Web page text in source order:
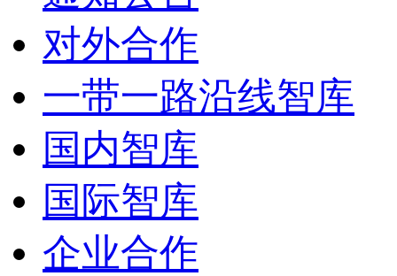
对外合作
一带一路沿线智库
国内智库
国际智库
企业合作